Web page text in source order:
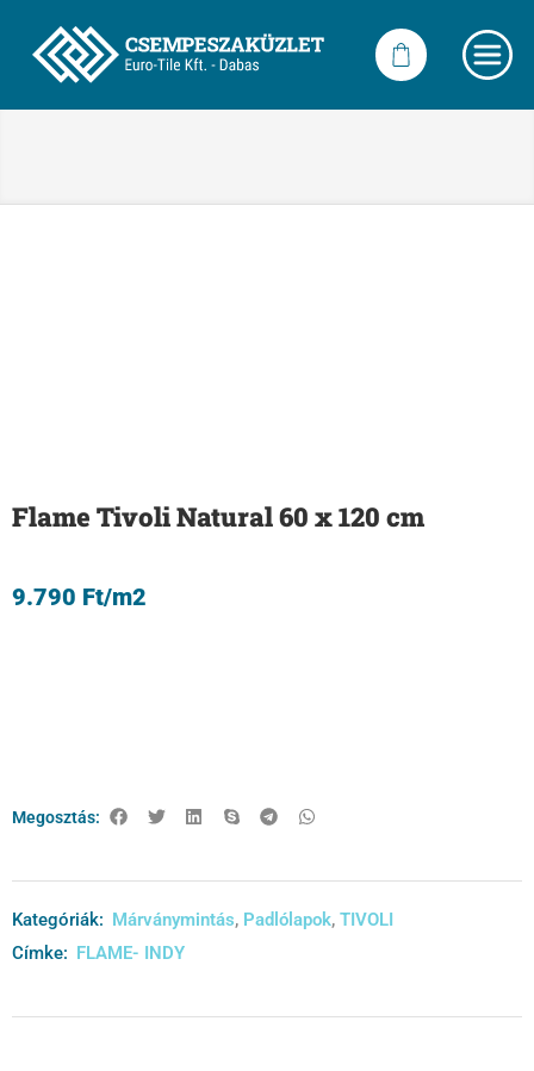
Flame Tivoli Natural 60 x 120 cm
9.790 Ft/m2
Megosztás:
Kategóriák: Márványmintás, Padlólapok, TIVOLI
Címke: FLAME- INDY